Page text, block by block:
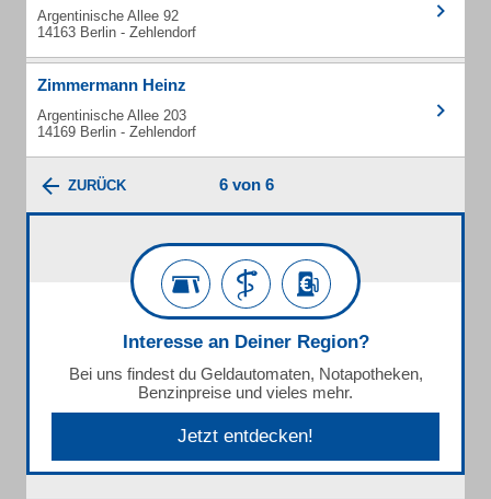
Argentinische Allee 92
14163 Berlin - Zehlendorf
Zimmermann Heinz
Argentinische Allee 203
14169 Berlin - Zehlendorf
ZURÜCK 6 von 6
Interesse an Deiner Region?
Bei uns findest du Geldautomaten, Notapotheken,
Benzinpreise und vieles mehr.
Jetzt entdecken!